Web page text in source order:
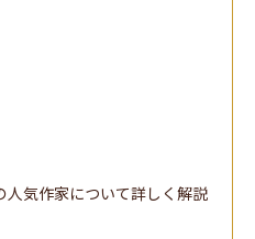
人気作家について詳しく解説